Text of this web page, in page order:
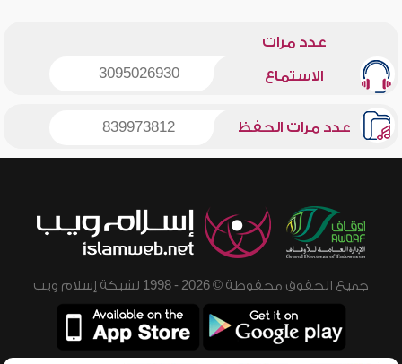
عدد مرات
الاستماع 3095026930
عدد مرات الحفظ 839973812
جميع الحقوق محفوظة © 2026 - 1998 لشبكة إسلام ويب